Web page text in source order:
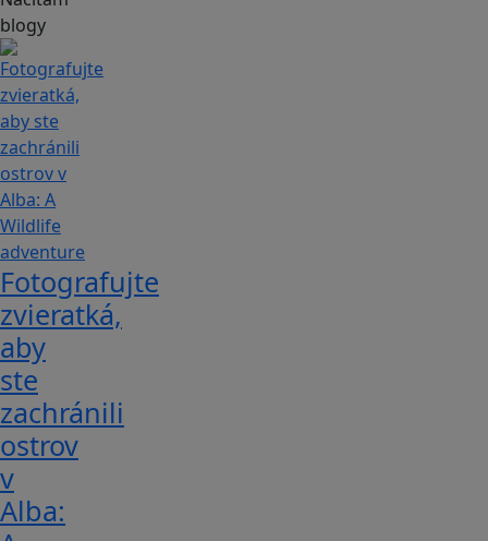
blogy
Fotografujte
zvieratká,
aby
ste
zachránili
ostrov
v
Alba: